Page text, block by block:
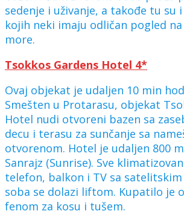
sedenje i uživanje, a takođe tu su
kojih neki imaju odličan pogled
more.
Tsokkos Gardens Hotel 4*
Ovaj objekat je udaljen 10 min
Smešten u Protarasu, objekat
Hotel nudi otvoreni bazen sa
decu i terasu za sunčanje sa
otvorenom. Hotel je udaljen 800
Sanrajz (Sunrise). Sve
telefon, balkon i TV sa satelitskim
soba se dolazi liftom. Kupatilo je
fenom za kosu i tušem.